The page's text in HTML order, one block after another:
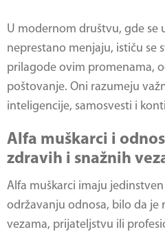
U modernom društvu, gde se
neprestano menjaju, ističu se
prilagode ovim promenama,
poštovanje. Oni razumeju
inteligencije, samosvesti i
Alfa muškarci i
zdravih i snažnih
Alfa muškarci imaju
održavanju odnosa, bilo da je
vezama, prijateljstvu ili